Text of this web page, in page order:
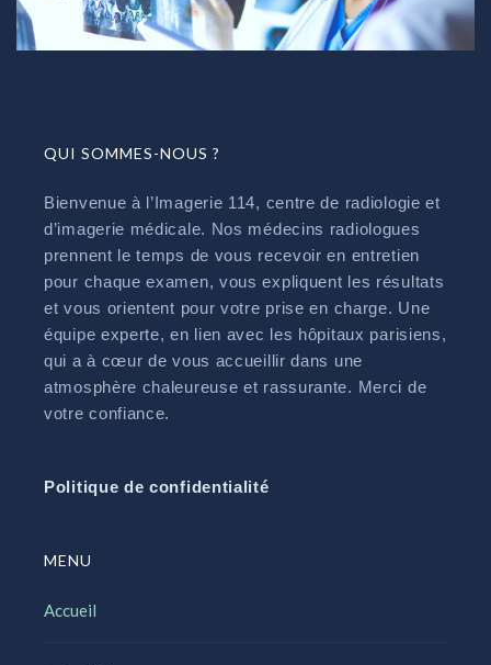
QUI SOMMES-NOUS ?
Bienvenue à l’Imagerie 114, centre de radiologie et
d’imagerie médicale. Nos médecins radiologues
prennent le temps de vous recevoir en entretien
pour chaque examen, vous expliquent les résultats
et vous orientent pour votre prise en charge. Une
équipe experte, en lien avec les hôpitaux parisiens,
qui a à cœur de vous accueillir dans une
atmosphère chaleureuse et rassurante. Merci de
votre confiance.
Politique de confidentialité
MENU
Accueil